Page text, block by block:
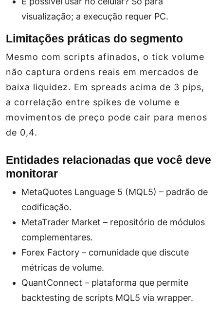
visualização; a execução requer PC.
Limitações práticas do segmento
Mesmo com scripts afinados, o tick volume
não captura ordens reais em mercados de
baixa liquidez. Em spreads acima de 3 pips,
a correlação entre spikes de volume e
movimentos de preço pode cair para menos
de 0,4.
Entidades relacionadas que você deve
monitorar
MetaQuotes Language 5 (MQL5) – padrão de
codificação.
MetaTrader Market – repositório de módulos
complementares.
Forex Factory – comunidade que discute
métricas de volume.
QuantConnect – plataforma que permite
backtesting de scripts MQL5 via wrapper.